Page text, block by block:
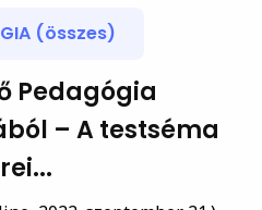
(összes)
Pedagógia
– A testséma